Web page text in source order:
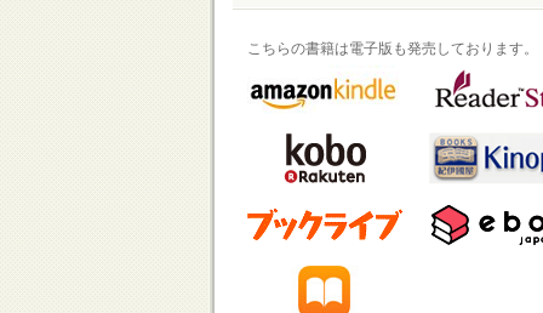
こちらの書籍は電子版も発売しております。